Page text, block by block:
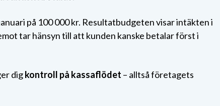
på 100 000 kr. Resultatbudgeten visar intäkten i
tar hänsyn till att kunden kanske betalar först i
digkontroll på kassaflödet – alltså företagets